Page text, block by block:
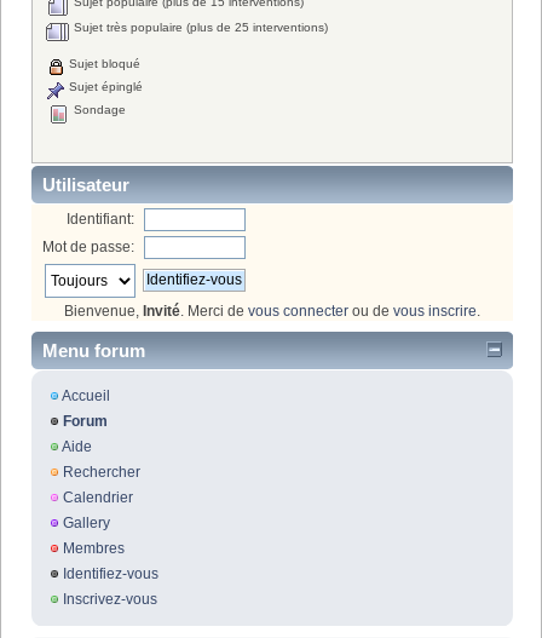
Sujet très populaire (plus de 25 interventions)
Sujet bloqué
Sujet épinglé
Sondage
Utilisateur
Identifiant:
Mot de passe:
Bienvenue, Invité. Merci de vous connecter ou de vous inscrire.
Menu forum
Accueil
Forum
Aide
Rechercher
Calendrier
Gallery
Membres
Identifiez-vous
Inscrivez-vous